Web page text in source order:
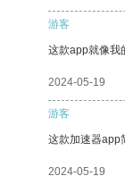
游客
这款app就像我
2024-05-19
游客
这款加速器app
2024-05-19